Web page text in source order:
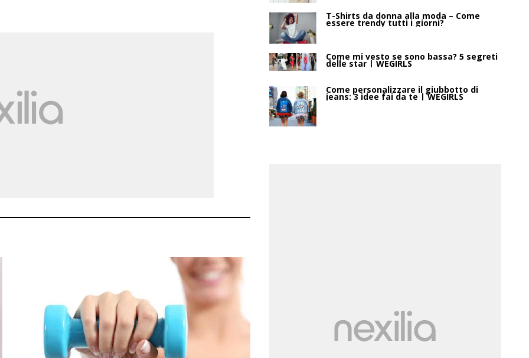
T-Shirts da donna alla moda – Come
essere trendy tutti i giorni?
Come mi vesto se sono bassa? 5 segreti
delle star | WEGIRLS
Come personalizzare il giubbotto di
jeans: 3 idee fai da te | WEGIRLS